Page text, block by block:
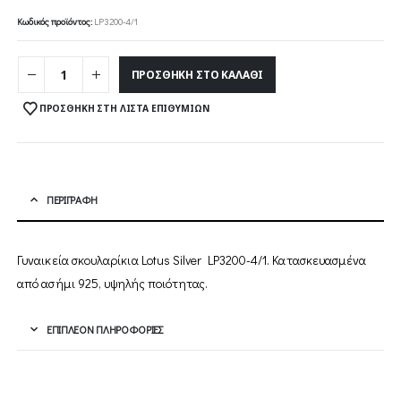
Κωδικός προϊόντος: LP3200-4/1
ΠΡΟΣΘΉΚΗ ΣΤΟ ΚΑΛΆΘΙ
ΠΡΟΣΘΉΚΗ ΣΤΗ ΛΊΣΤΑ ΕΠΙΘΥΜΙΏΝ
ΠΕΡΙΓΡΑΦΉ
Γυναικεία σκουλαρίκια Lotus Silver LP3200-4/1. Κατασκευασμένα
από ασήμι 925, υψηλής ποιότητας.
ΕΠΙΠΛΈΟΝ ΠΛΗΡΟΦΟΡΊΕΣ